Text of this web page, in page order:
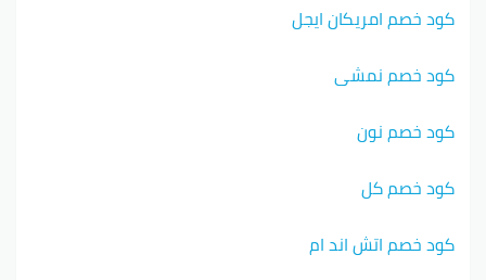
كود خصم امريكان ايجل
كود خصم نمشي
كود خصم نون
كود خصم كل
كود خصم اتش اند ام